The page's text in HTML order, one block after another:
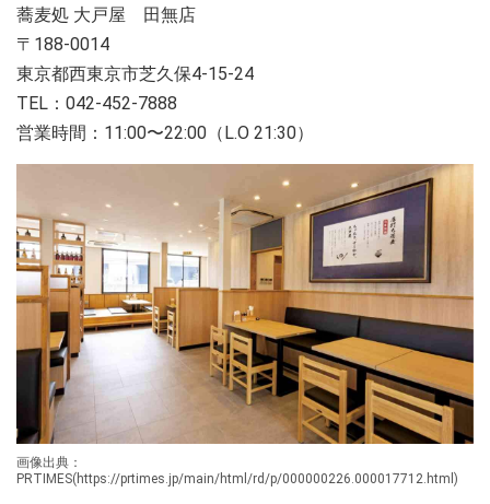
蕎麦処 大戸屋 田無店
〒188-0014
東京都西東京市芝久保4-15-24
TEL：042-452-7888
営業時間：11:00〜22:00（L.O 21:30）
画像出典：
PRTIMES(https://prtimes.jp/main/html/rd/p/000000226.000017712.html)